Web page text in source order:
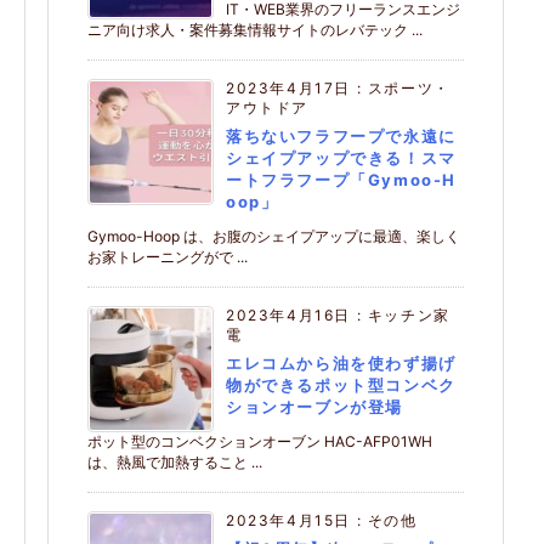
IT・WEB業界のフリーランスエンジ
ニア向け求人・案件募集情報サイトのレバテック ...
2023年4月17日 : スポーツ・
アウトドア
落ちないフラフープで永遠に
シェイプアップできる！スマ
ートフラフープ「Gymoo-H
oop」
Gymoo-Hoop は、お腹のシェイプアップに最適、楽しく
お家トレーニングがで ...
2023年4月16日 : キッチン家
電
エレコムから油を使わず揚げ
物ができるポット型コンベク
ションオーブンが登場
ポット型のコンベクションオーブン HAC-AFP01WH
は、熱風で加熱すること ...
2023年4月15日 : その他